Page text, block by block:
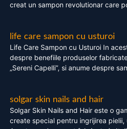
creat un sampon revolutionar care
life care sampon cu usturoi
Life Care Sampon cu Usturoi In
despre benefiile produselor
„Sereni Capelli”, si anume despre
solgar skin nails and hair
Solgar Skin Nails and Hair este o
create special pentru ingrijirea pielii,